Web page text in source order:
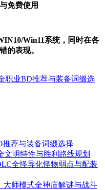
免费使用
IN10/Win11系统，同时在各
的表现。
职业BD推荐与装备词缀选
推荐与装备词缀选择
文明特性与胜利路线规划
全怪异化怪物弱点与配装
大师模式全神庙解谜与战斗